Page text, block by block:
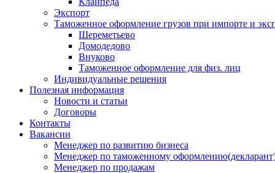
Экспорт
Таможенное оформление грузов при импорте и
Шереметьево
Домодедово
Внуково
Таможенное оформление для физ. лиц
Индивидуальные решения
Полезная информация
Новости и статьи
Договоры
Контакты
Вакансии
Менеджер по развитию бизнеса
Менеджер по таможенному
Менеджер по продажам